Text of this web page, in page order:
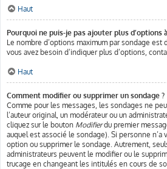
Haut
Pourquoi ne puis-je pas ajouter plus d’options
Le nombre d’options maximum par sondage est
vous avez besoin d’indiquer plus d’options,
Haut
Comment modifier ou supprimer un sondage ?
Comme pour les messages, les sondages ne
l’auteur original, un modérateur ou un
cliquez sur le bouton Modifierdu premier
auquel est associé le sondage). Si personne n’a
option ou supprimer le sondage. Autrement,
administrateurs peuvent le modifier ou le
trucage en changeant les intitulés en cours de